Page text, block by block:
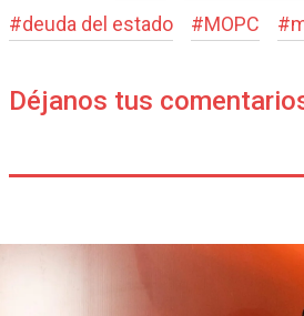
#deuda del estado #MOPC #
Déjanos tus